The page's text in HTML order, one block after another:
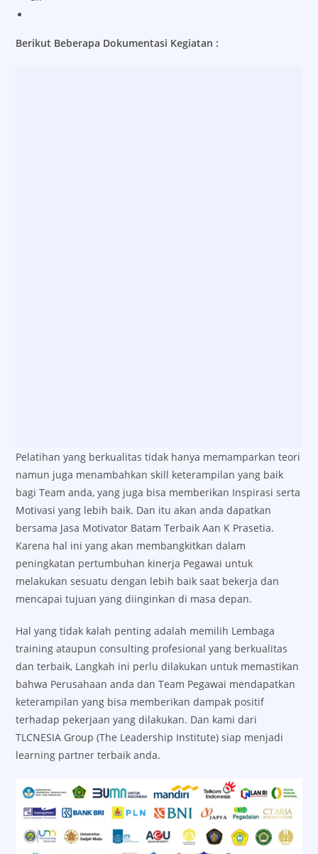
Berikut Beberapa Dokumentasi Kegiatan :
Pelatihan yang berkualitas tidak hanya memamparkan teori
namun juga menambahkan skill keterampilan yang baik
bagi Team anda, yang juga bisa memberikan Inspirasi serta
Motivasi yang lebih baik. Dan itu akan anda dapatkan
bersama Jasa Motivator Batam Terbaik Aan K Prasetia.
Karena hal ini yang akan membangkitkan dalam
peningkatan pertumbuhan kinerja Pegawai untuk
melakukan sesuatu dengan lebih baik saat bekerja dan
mencapai tujuan yang diinginkan di masa depan.
Hal yang tidak kalah penting adalah memilih Lembaga
training ataupun consulting profesional yang berkualitas
dan terbaik, Langkah ini perlu dilakukan untuk memastikan
bahwa Perusahaan anda dan Team Pegawai mendapatkan
keterampilan yang bisa memberikan dampak positif
terhadap pekerjaan yang dilakukan. Dan kami dari
TLCNESIA Group (The Leadership Institute) siap menjadi
learning partner terbaik anda.